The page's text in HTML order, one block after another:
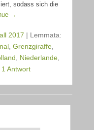
sodass sich die
→
2017 | Lemmata:
Grenzgiraffe
Niederlande
1 Antwort